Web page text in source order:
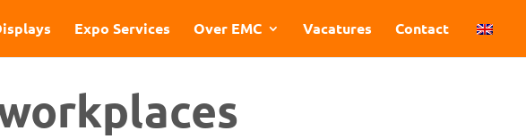
Expo Services Over EMC Vacatures Contact